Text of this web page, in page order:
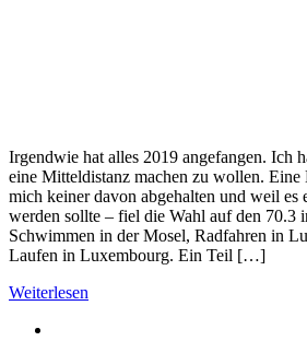
Irgendwie hat alles 2019 angefangen. Ich
eine Mitteldistanz machen zu wollen.
mich keiner davon abgehalten und weil es
werden sollte – fiel die Wahl auf den 70.3
Schwimmen in der Mosel, Radfahren in
Laufen in Luxembourg. Ein Teil […]
Weiterlesen